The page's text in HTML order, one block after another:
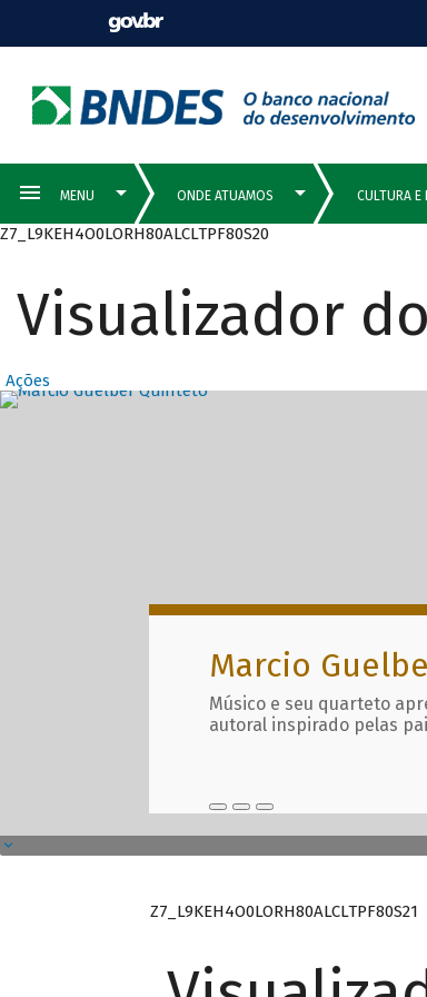
Z7_L9KEH4O0LORH80ALCLTPF80S20
Visualizador
Ações
Destaques
Marcio
Músico e seu quarteto
autoral inspirado pelas
Z7_L9KEH4O0LORH80ALCLTPF80S21